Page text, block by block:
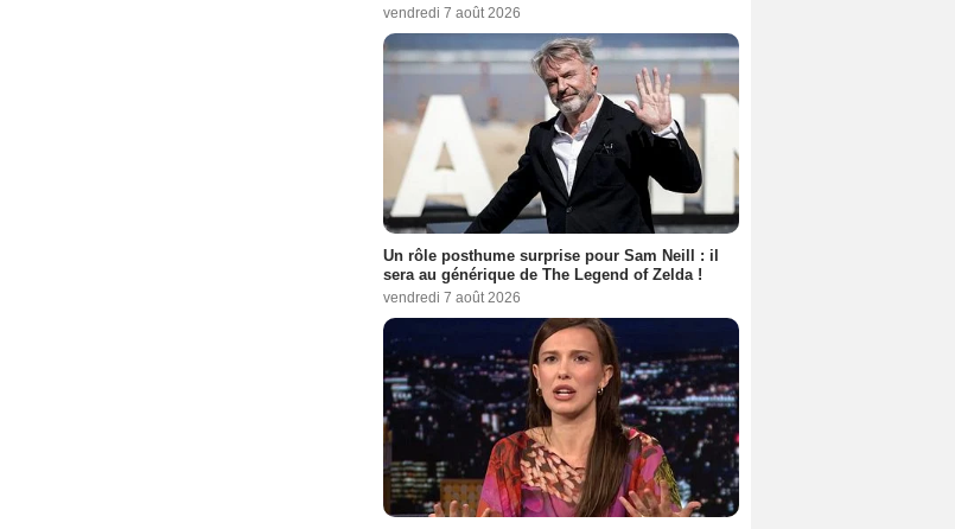
vendredi 7 août 2026
Un rôle posthume surprise pour Sam Neill : il
sera au générique de The Legend of Zelda !
vendredi 7 août 2026